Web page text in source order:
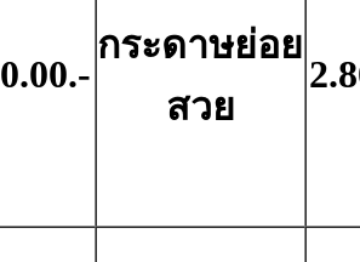
0.00.-
กระดาษย่อย
สวย